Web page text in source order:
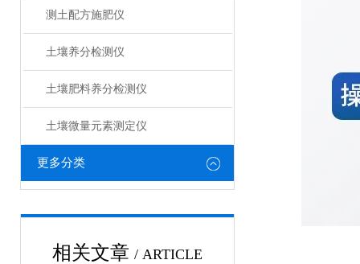
测土配方施肥仪
土壤养分检测仪
土壤肥料养分检测仪​
土壤微量元素测定仪
更多分类
相关文章 / ARTICLE